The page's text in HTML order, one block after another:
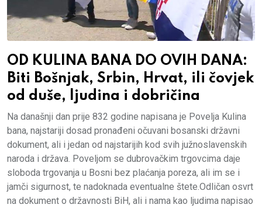
OD KULINA BANA DO OVIH DANA:
Biti Bošnjak, Srbin, Hrvat, ili čovjek
od duše, ljudina i dobričina
Na današnji dan prije 832 godine napisana je Povelja Kulina
bana, najstariji dosad pronađeni očuvani bosanski državni
dokument, ali i jedan od najstarijih kod svih južnoslavenskih
naroda i država. Poveljom se dubrovačkim trgovcima daje
sloboda trgovanja u Bosni bez plaćanja poreza, ali im se i
jamči sigurnost, te nadoknada eventualne štete.Odličan osvrt
na dokument o državnosti BiH, ali i nama kao ljudima napisao